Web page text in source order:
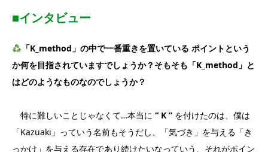
■インタビュー
「K_method」の中で一番重きを置いている ポイントという
か何を目指されていますでしょうか？そもそも「K_method」と
はどのようなものなのでしょうか？
特に難しいことじゃなくて…本当に “ K ” を付けたのは、僕は
「Kazuaki」っていう名前もそうだし、「気づき」を与える「き
っかけ」を与える存在であり続けたいなっていう、それがポイン